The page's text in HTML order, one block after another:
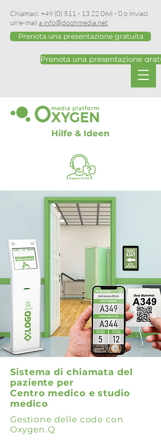
Chiamaci:+49 (0) 511 - 13 22 066 - 0o inviaci
un'e-mail a info@doohmedia.net
Prenota una presentazione gratuita
Prenota una presentazione
Hilfe & Ideen
Sistema di chiamata del
paziente per
Centro medico e studio
medico
Gestione delle code con
Oxygen.Q